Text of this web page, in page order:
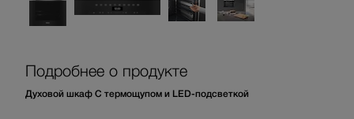
Подробнее о продукте
Духовой шкаф С термощупом и LED-подсветкой